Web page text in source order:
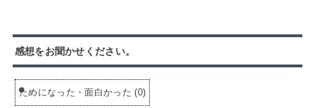
感想をお聞かせください。
ためになった・面白かった (0)